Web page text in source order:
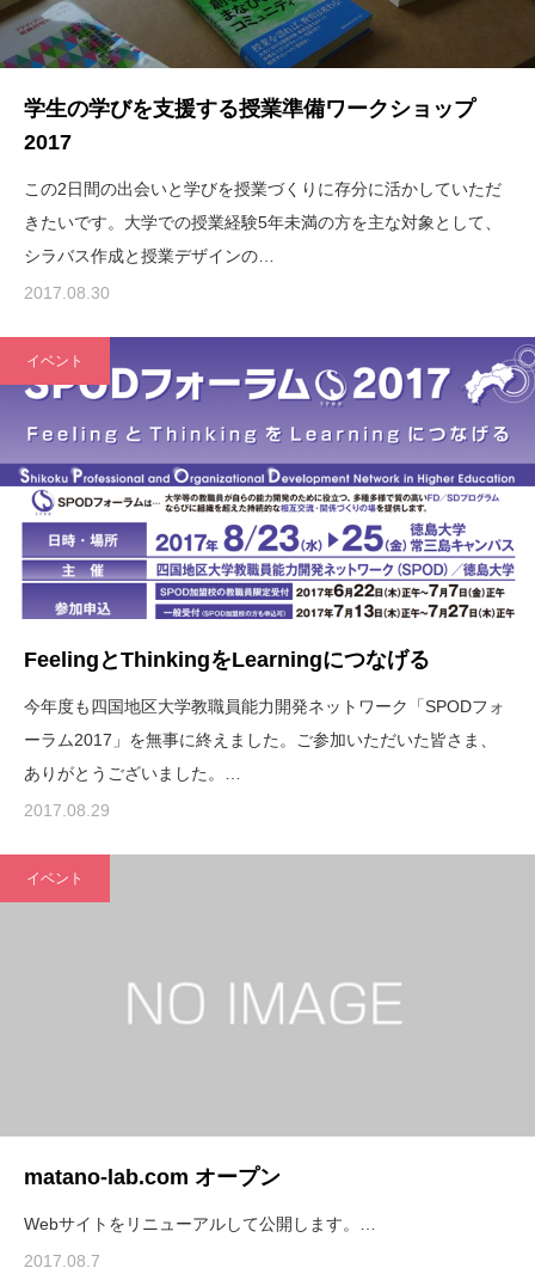
学生の学びを支援する授業準備ワークショップ
2017
この2日間の出会いと学びを授業づくりに存分に活かしていただ
きたいです。大学での授業経験5年未満の方を主な対象として、
シラバス作成と授業デザインの…
2017.08.30
イベント
FeelingとThinkingをLearningにつなげる
今年度も四国地区大学教職員能力開発ネットワーク「SPODフォ
ーラム2017」を無事に終えました。ご参加いただいた皆さま、
ありがとうございました。…
2017.08.29
イベント
matano-lab.com オープン
Webサイトをリニューアルして公開します。…
2017.08.7